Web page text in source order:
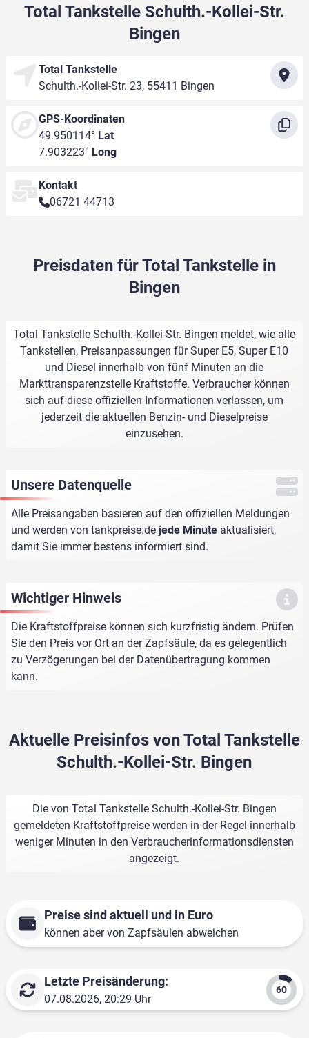
Total Tankstelle Schulth.-Kollei-Str.
Bingen
Total Tankstelle
Schulth.-Kollei-Str. 23, 55411 Bingen
GPS-Koordinaten
49.950114° Lat
7.903223° Long
Kontakt
06721 44713
Preisdaten für Total Tankstelle in
Bingen
Total Tankstelle Schulth.-Kollei-Str. Bingen meldet, wie alle
Tankstellen, Preisanpassungen für Super E5, Super E10
und Diesel innerhalb von fünf Minuten an die
Markttransparenzstelle Kraftstoffe. Verbraucher können
sich auf diese offiziellen Informationen verlassen, um
jederzeit die aktuellen Benzin- und Dieselpreise
einzusehen.
Unsere Datenquelle
Alle Preisangaben basieren auf den offiziellen Meldungen
und werden von tankpreise.de jede Minute aktualisiert,
damit Sie immer bestens informiert sind.
Wichtiger Hinweis
Die Kraftstoffpreise können sich kurzfristig ändern. Prüfen
Sie den Preis vor Ort an der Zapfsäule, da es gelegentlich
zu Verzögerungen bei der Datenübertragung kommen
kann.
Aktuelle Preisinfos von Total Tankstelle
Schulth.-Kollei-Str. Bingen
Die von Total Tankstelle Schulth.-Kollei-Str. Bingen
gemeldeten Kraftstoffpreise werden in der Regel innerhalb
weniger Minuten in den Verbraucherinformationsdiensten
angezeigt.
Preise sind aktuell und in Euro
können aber von Zapfsäulen abweichen
Letzte Preisänderung:
07.08.2026, 20:29 Uhr